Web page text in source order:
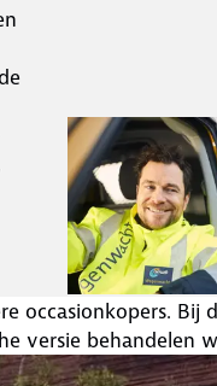
occasionkopers. Bij
versie behandelen